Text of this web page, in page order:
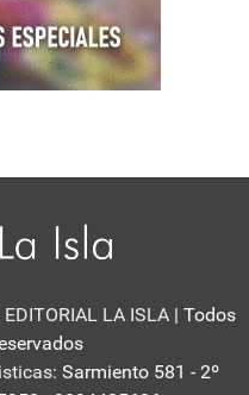
LA ISLA | Todos
Sarmiento 581 - 2º